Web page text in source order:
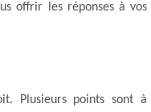
offrir les réponses à vos
Plusieurs points sont à